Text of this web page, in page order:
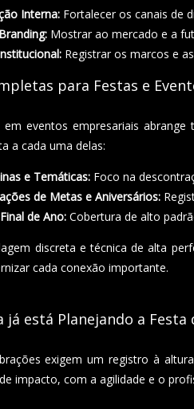
Interna: Fortalecer os canais de
Mostrar ao mercado e a
Registrar os marcos e
para Festas e
em eventos empresariais
a cada uma delas:
e Temáticas: Foco na
de Metas e Aniversários:
de Ano: Cobertura de alto
discreta e técnica de alta
cada conexão importante.
já está Planejando a
exigem um registro à
impacto, com a agilidade e o